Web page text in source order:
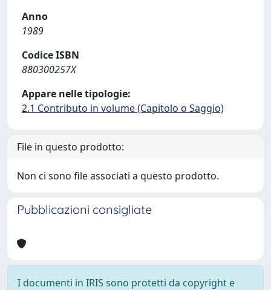
Anno
1989
Codice ISBN
880300257X
Appare nelle tipologie:
2.1 Contributo in volume (Capitolo o Saggio)
File in questo prodotto:
Non ci sono file associati a questo prodotto.
Pubblicazioni consigliate
I documenti in IRIS sono protetti da copyright e